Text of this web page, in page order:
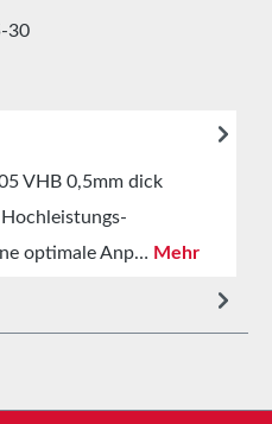
30
VHB 0,5mm dick
optimale Anp… Mehr